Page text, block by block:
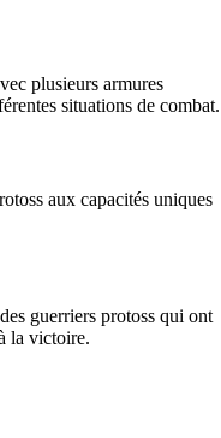
plusieurs armures
situations de combat.
aux capacités uniques
guerriers protoss qui ont
la victoire.